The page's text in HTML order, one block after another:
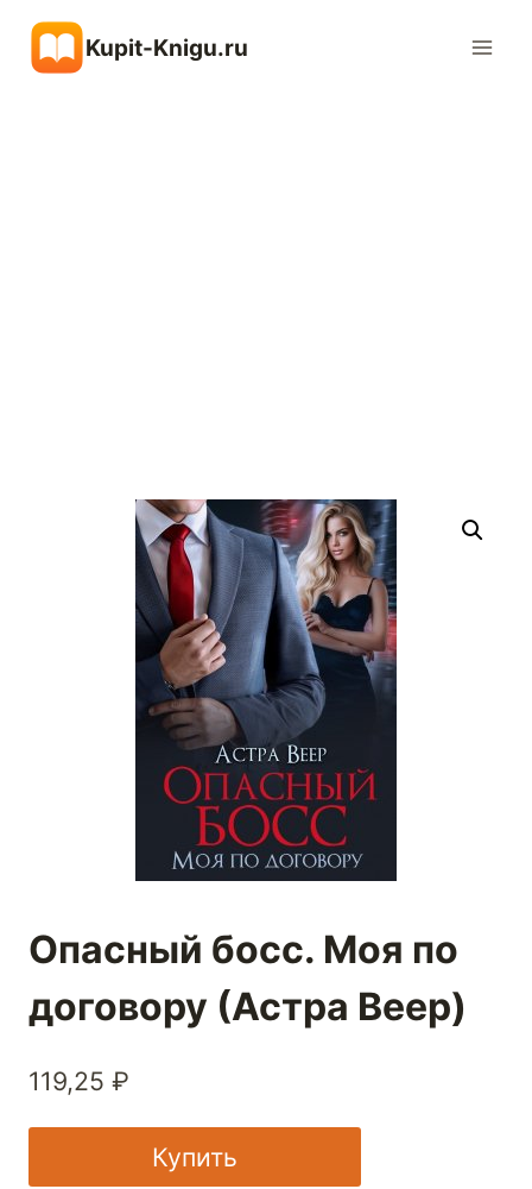
содержимому
Kupit-Knigu.ru
Опасный босс. Моя по
договору (Астра Веер)
119,25 ₽
Купить